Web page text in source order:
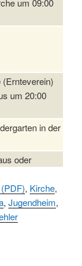
um 09:00
um 20:00
in der
oder
am , Kirche,
, Jugendheim,